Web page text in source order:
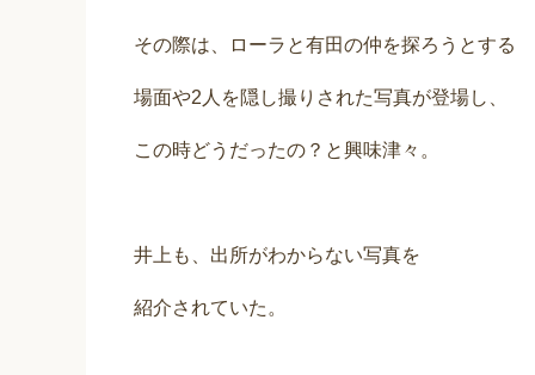
その際は、ローラと有田の仲を探ろうとする
場面や2人を隠し撮りされた写真が登場し、
この時どうだったの？と興味津々。
井上も、出所がわからない写真を
紹介されていた。